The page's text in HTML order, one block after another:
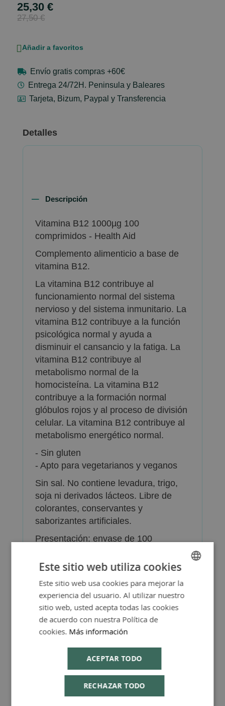
Special
Price
25,30 €
27,50 €
Añadir a favoritos
Envío gratis compras +60€
Entrega 24/72H. Peninsula y Baleares
Tarjeta, Bizum, Paypal y Transferencia
Detalles
Descripción
Vitamina B12 1000µg 100
comprimidos - Health Aid
Complemento alimenticio a base de
vitamina B12.
La vitamina B12 contribuye al
funcionamiento normal del sistema
nervioso y del sistema inmunitario. La
vitamina B12 contribuye a la función
psicológica normal y ayuda a
disminuir el cansancio y la fatiga. La
vitamina B12 contribuye al
metabolismo normal de la
homocisteína. La vitamina B12
contribuye a la formación normal
glóbulos rojos y al proceso de división
celular. La vitamina B12 contribuye al
metabolismo energético normal.
- Sin gluten
- Apto para vegetarianos y veganos
Sin sal. No contiene levadura, trigo,
soja ni derivados lácteos. Libre de
colorantes, conservantes y
saborizantes artificiales.
Presentación: envase de 100
prolongada.
Más Información
FAQ - Preguntas y Respuestas
SPANISH
ENGLISH
Este sitio web utiliza cookies
Este sitio web usa cookies para mejorar la
experiencia del usuario. Al utilizar nuestro
sitio web, usted acepta todas las cookies
de acuerdo con nuestra Política de
cookies. Más información
ACEPTAR TODO
RECHAZAR TODO